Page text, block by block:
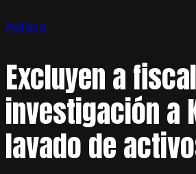
Política
Excluyen a
investigación a
lavado de